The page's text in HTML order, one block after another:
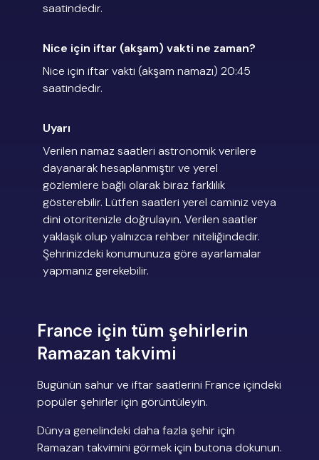
saatindedir.
Nice için iftar (akşam) vakti ne zaman?
Nice için iftar vakti (akşam namazı) 20:45
saatindedir.
Uyarı
Verilen namaz saatleri astronomik verilere
dayanarak hesaplanmıştır ve yerel
gözlemlere bağlı olarak biraz farklılık
gösterebilir. Lütfen saatleri yerel caminiz veya
dini otoritenizle doğrulayın. Verilen saatler
yaklaşık olup yalnızca rehber niteliğindedir.
Şehrinizdeki konumunuza göre ayarlamalar
yapmanız gerekebilir.
France için tüm şehirlerin
Ramazan takvimi
Bugünün sahur ve iftar saatlerini France içindeki
popüler şehirler için görüntüleyin.
Dünya genelindeki daha fazla şehir için
Ramazan takvimini görmek için butona dokunun.